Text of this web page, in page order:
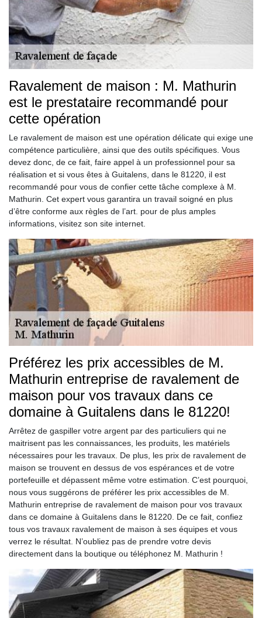
Ravalement de maison : M. Mathurin
est le prestataire recommandé pour
cette opération
Le ravalement de maison est une opération délicate qui exige une
compétence particulière, ainsi que des outils spécifiques. Vous
devez donc, de ce fait, faire appel à un professionnel pour sa
réalisation et si vous êtes à Guitalens, dans le 81220, il est
recommandé pour vous de confier cette tâche complexe à M.
Mathurin. Cet expert vous garantira un travail soigné en plus
d’être conforme aux règles de l’art. pour de plus amples
informations, visitez son site internet.
Préférez les prix accessibles de M.
Mathurin entreprise de ravalement de
maison pour vos travaux dans ce
domaine à Guitalens dans le 81220!
Arrêtez de gaspiller votre argent par des particuliers qui ne
maitrisent pas les connaissances, les produits, les matériels
nécessaires pour les travaux. De plus, les prix de ravalement de
maison se trouvent en dessus de vos espérances et de votre
portefeuille et dépassent même votre estimation. C’est pourquoi,
nous vous suggérons de préférer les prix accessibles de M.
Mathurin entreprise de ravalement de maison pour vos travaux
dans ce domaine à Guitalens dans le 81220. De ce fait, confiez
tous vos travaux ravalement de maison à ses équipes et vous
verrez le résultat. N’oubliez pas de prendre votre devis
directement dans la boutique ou téléphonez M. Mathurin !